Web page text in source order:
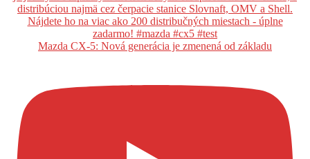
Mazda CX-5: Nová generácia je zmenená od základu